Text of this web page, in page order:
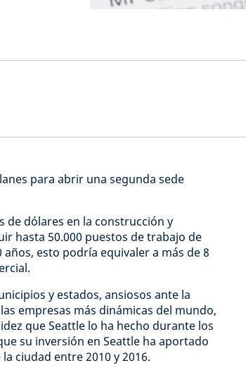
para abrir una segunda sede
de dólares en la construcción y
hasta 50.000 puestos de trabajo de
esto podría equivaler a más de 8
y estados, ansiosos ante la
empresas más dinámicas del mundo,
que Seattle lo ha hecho durante los
su inversión en Seattle ha aportado
ciudad entre 2010 y 2016.